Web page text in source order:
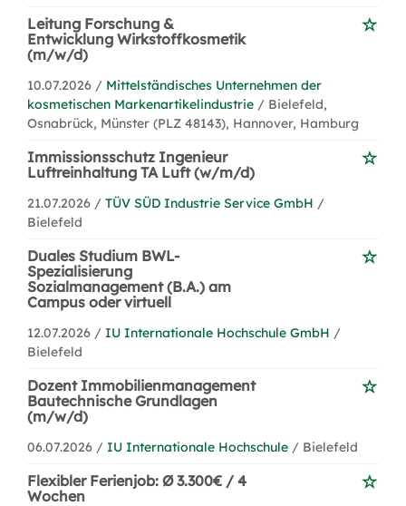
Leitung Forschung &
Entwicklung Wirkstoffkosmetik
(m/w/d)
10.07.2026 / Mittelständisches Unternehmen der
kosmetischen Markenartikelindustrie / Bielefeld,
Osnabrück, Münster (PLZ 48143), Hannover, Hamburg
Immissionsschutz Ingenieur
Luftreinhaltung TA Luft (w/m/d)
21.07.2026 / TÜV SÜD Industrie Service GmbH /
Bielefeld
Duales Studium BWL-
Spezialisierung
Sozialmanagement (B.A.) am
Campus oder virtuell
12.07.2026 / IU Internationale Hochschule GmbH /
Bielefeld
Dozent Immobilienmanagement
Bautechnische Grundlagen
(m/w/d)
06.07.2026 / IU Internationale Hochschule / Bielefeld
Flexibler Ferienjob: Ø 3.300€ / 4
Wochen